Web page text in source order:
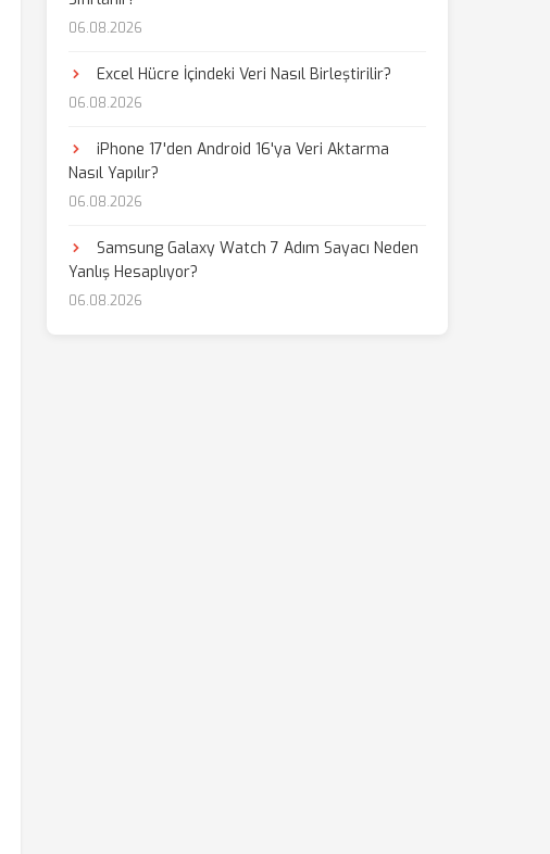
06.08.2026
Excel Hücre İçindeki Veri Nasıl Birleştirilir?
06.08.2026
iPhone 17'den Android 16'ya Veri Aktarma
Nasıl Yapılır?
06.08.2026
Samsung Galaxy Watch 7 Adım Sayacı Neden
Yanlış Hesaplıyor?
06.08.2026